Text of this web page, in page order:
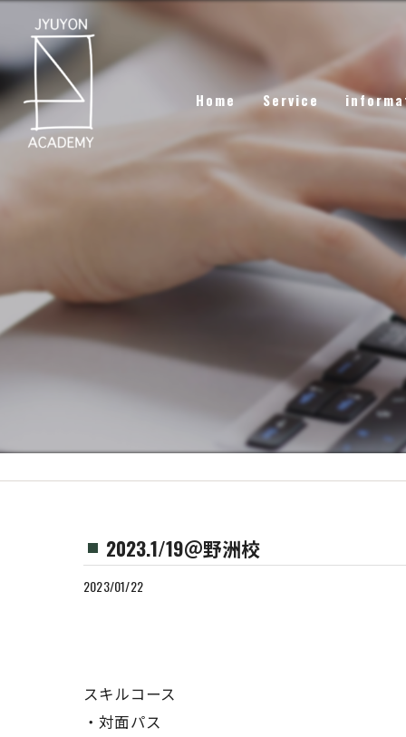
Home Service
2023.1/19＠野洲校
2023/01/22
スキルコース
・対面パス